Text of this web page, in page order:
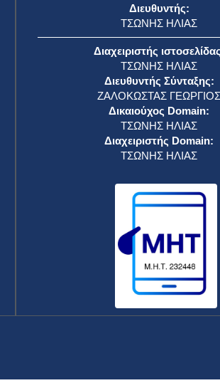
Διευθυντής:
ΤΣΩΝΗΣ ΗΛΙΑΣ
Διαχειριστής
ΤΣΩΝΗΣ ΗΛΙΑΣ
Διευθυντής Σύνταξης:
ΖΑΛΟΚΩΣΤΑΣ ΓΕΩΡΓΙΟΣ
Δικαιούχος Domain:
ΤΣΩΝΗΣ ΗΛΙΑΣ
Διαχειριστής Domain:
ΤΣΩΝΗΣ ΗΛΙΑΣ